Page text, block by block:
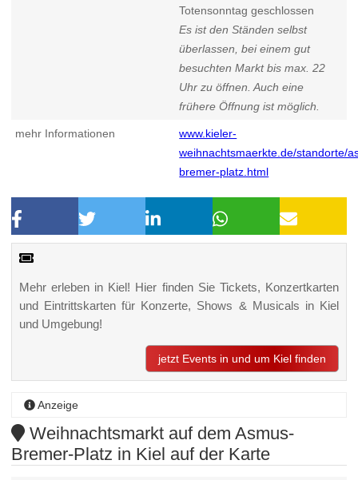
Totensonntag geschlossen
Es ist den Ständen selbst
überlassen, bei einem gut
besuchten Markt bis max. 22
Uhr zu öffnen. Auch eine
frühere Öffnung ist möglich.
mehr Informationen
www.kieler-
weihnachtsmaerkte.de/standorte/
bremer-platz.html
Mehr erleben in Kiel! Hier finden Sie Tickets, Konzertkarten
und Eintrittskarten für Konzerte, Shows & Musicals in Kiel
und Umgebung!
jetzt Events in und um Kiel finden
Anzeige
Weihnachtsmarkt auf dem Asmus-
Bremer-Platz in Kiel auf der Karte